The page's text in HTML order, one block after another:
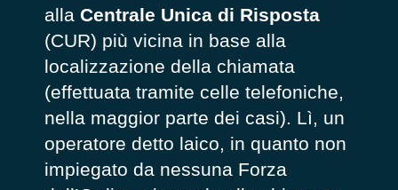
alla Centrale Unica di Risposta
(CUR) più vicina in base alla
localizzazione della chiamata
(effettuata tramite celle telefoniche,
nella maggior parte dei casi). Lì, un
operatore detto laico, in quanto non
impiegato da nessuna Forza